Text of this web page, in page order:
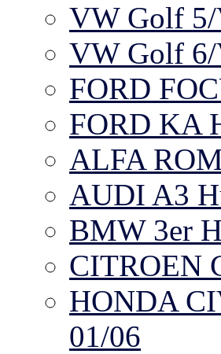
VW Golf 5/
VW Golf
FORD
FORD KA
ALFA
AUDI A3
BMW 3er
CITROEN
HONDA
01/06